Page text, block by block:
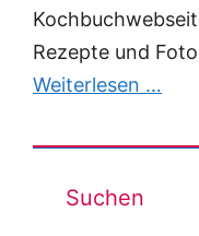
Rezepte und
Weiterlesen …
Suchen